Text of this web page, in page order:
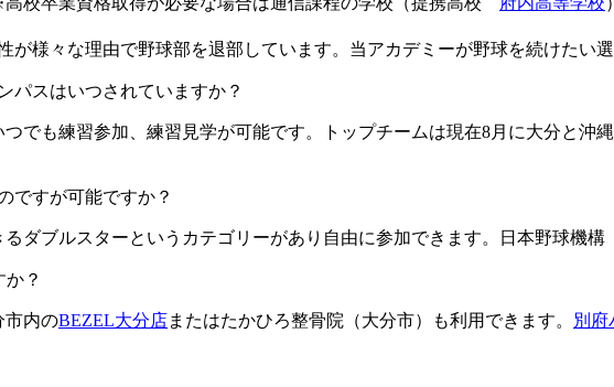
が様々な理由で野球部を退部しています。当アカデミーが野球を続けたい
パスはいつされていますか？​​​​​
でも練習参加、練習見学が可能です。トップチームは現在8月に大分と沖
ですが可能ですか？
ダブルスターというカテゴリーがあり自由に参加できます。日本野球機
？​​​​​
市内のBEZEL大分店またはたかひろ整骨院（大分市）も利用できます。
別府